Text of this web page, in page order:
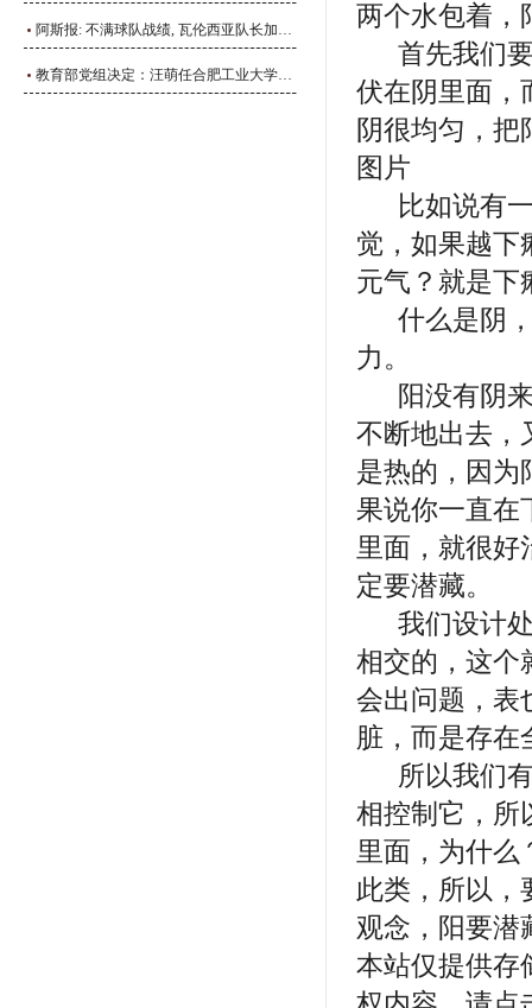
阿斯报: 不满球队战绩, 瓦伦西亚队长加亚遭到自家球迷嘘声对待
教育部党组决定：汪萌任合肥工业大学校长
两个水包着，
首先我们
伏在阴里面，
阴很均匀，把
图片
比如说有
觉，如果越下
元气？就是下
什么是阴
力。
阳没有阴
不断地出去，
是热的，因为
果说你一直在
里面，就很好
定要潜藏。
我们设计
相交的，这个
会出问题，表
脏，而是存在
所以我们
相控制它，所
里面，为什么
此类，所以，
观念，阳要潜
本站仅提供存